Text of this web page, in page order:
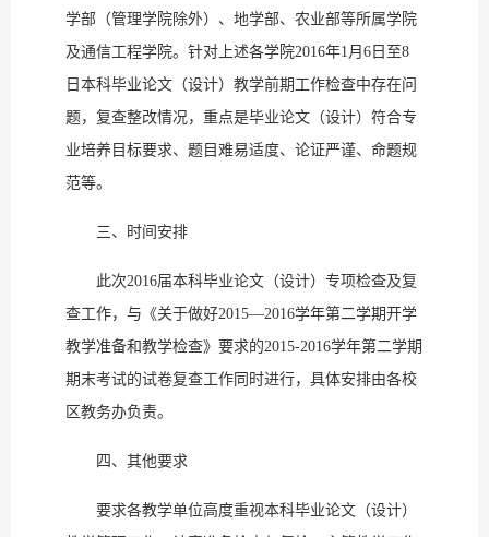
学部（管理学院除外）、地学部、农业部等所属学院
及通信工程学院。针对上述各学院2016年1月6日至8
日本科毕业论文（设计）教学前期工作检查中存在问
题，复查整改情况，重点是毕业论文（设计）符合专
业培养目标要求、题目难易适度、论证严谨、命题规
范等。
三、时间安排
此次2016届本科毕业论文（设计）专项检查及复
查工作，与《关于做好2015—2016学年第二学期开学
教学准备和教学检查》要求的2015-2016学年第二学期
期末考试的试卷复查工作同时进行，具体安排由各校
区教务办负责。
四、其他要求
要求各教学单位高度重视本科毕业论文（设计）